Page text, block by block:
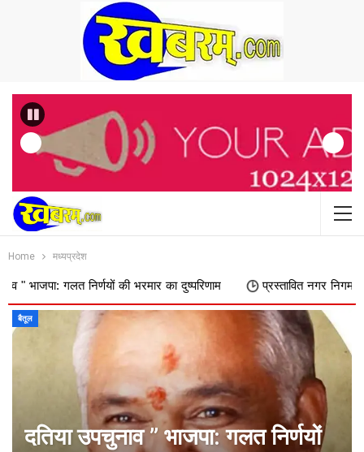
Previous
Home मध्यप्रदेश
भरमार का दुष्परिणाम प्रस्तावित नगर निगम में शामिल किए जाने का
बैतूल
दतिया उपचुनाव ” भाजपा: गलत निर्णयों